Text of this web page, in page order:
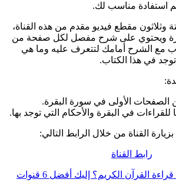
استفادة مناسب لك.
وثلاثون مقطع فيديو مقدم من هذه القناة،
ويحتوي على شرح مفصل لكل صفحة من
مع الشرح أمامك لتتعرف عليه وما هي
توجد في هذا الكتاب.
الأولى في سورة البقرة.
في البقرة والأحكام التي توجد بها.
القناة من خلال الرابط التالي:
رابط القناة
هل تريد قراءة القرآن الكريم؟ إليك أفضل 6 قنوات